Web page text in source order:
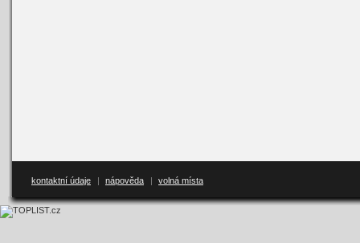
kontaktní údaje | nápověda | volná místa